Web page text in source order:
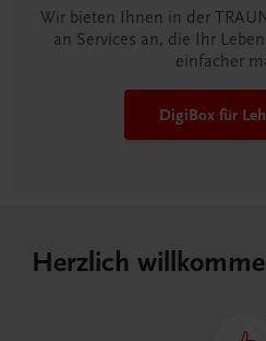
Wir bieten Ihnen in der
an Services an, die Ihr
einfacher
DigiBox für
Herzlich